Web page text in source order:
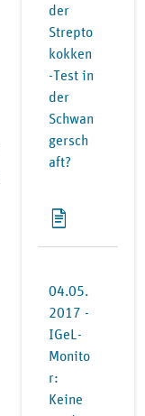
der
Strepto
kokken
-Test in
der
Schwan
gersch
aft?
04.05.
2017 -
IGeL-
Monito
r:
Keine